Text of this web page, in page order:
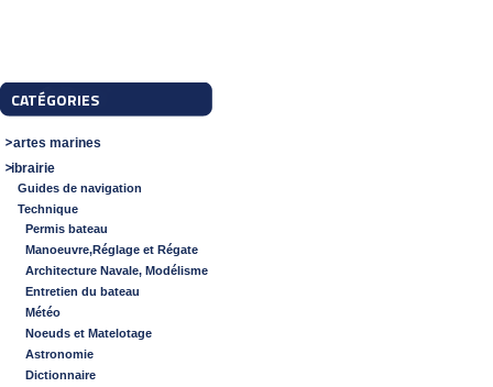
CATÉGORIES
Cartes marines
Librairie
Guides de navigation
Technique
Permis bateau
Manoeuvre,Réglage et Régate
Architecture Navale, Modélisme
Entretien du bateau
Météo
Noeuds et Matelotage
Astronomie
Dictionnaire